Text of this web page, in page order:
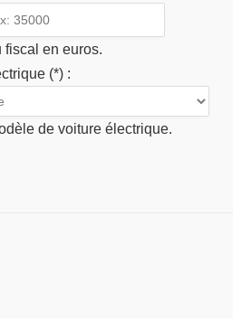
fiscal en euros.
(*) :
de voiture électrique.